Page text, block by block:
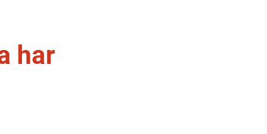
har